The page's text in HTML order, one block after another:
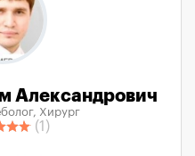
Александрович
Хирург
(1)